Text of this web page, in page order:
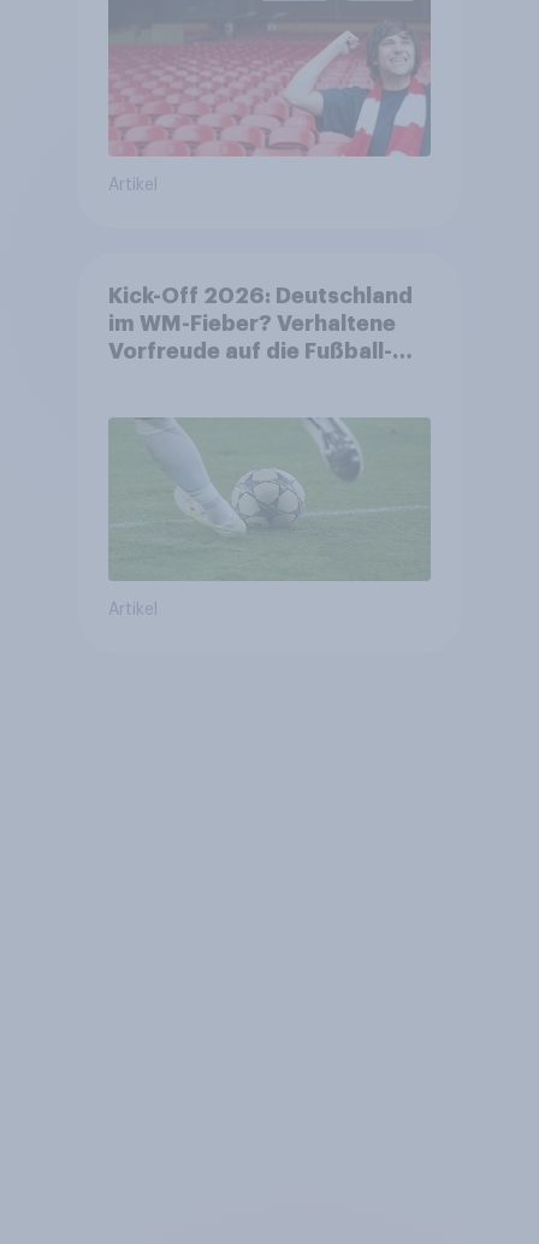
Artikel
Kick-Off 2026: Deutschland
im WM-Fieber? Verhaltene
Vorfreude auf die Fußball-
Artikel